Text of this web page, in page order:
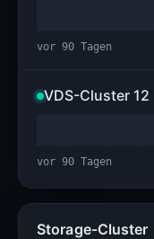
vor 90 Tagen
VDS-Cluster 12
vor 90 Tagen
Storage-Cluster